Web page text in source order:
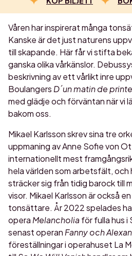
Våren har inspirerat många
Kanske är det just naturens
till skapande. Här får vi stifta
ganska olika vårkänslor.
beskrivning av ett vårlikt inre
Boulangers D´un matin de
med glädje och förväntan när vi
bakom oss.
Mikael Karlsson skrev sina tre
uppmaning av Anne Sofie von
internationellt mest
hela världen som arbetsfält, och
sträcker sig från tidig barock till
visor. Mikael Karlsson är också
tonsättare. År 2022 spelades
opera Melancholiaför fulla hus i
senast operan Fanny och
föreställningar i operahuset La